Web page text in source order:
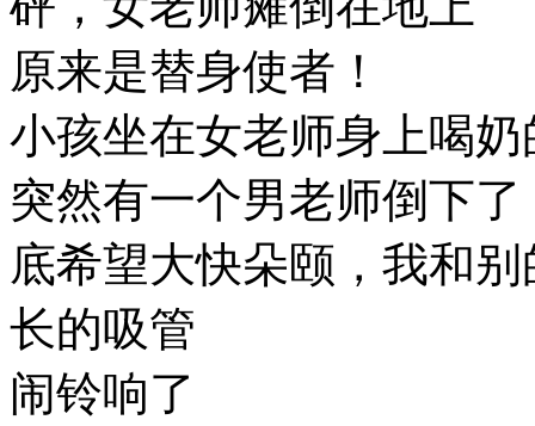
原来是替身使者！
小孩坐在女老师身上喝
突然有一个男老师倒下
底希望大快朵颐，我和
长的吸管
闹铃响了